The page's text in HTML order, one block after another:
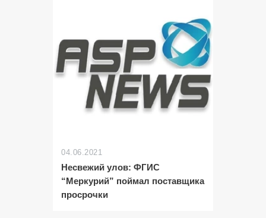
04.06.2021
Несвежий улов: ФГИС
“Меркурий” поймал поставщика
просрочки